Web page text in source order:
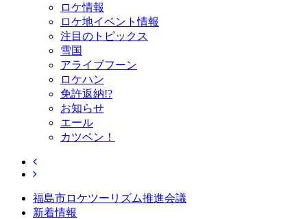
ロケ情報
ロケ地イベント情報
注目のトピックス
雪国
アライブフーン
ロケハン
免許返納!?
お知らせ
エール
カツベン！
福島市ロケツーリズム推進会議
新着情報